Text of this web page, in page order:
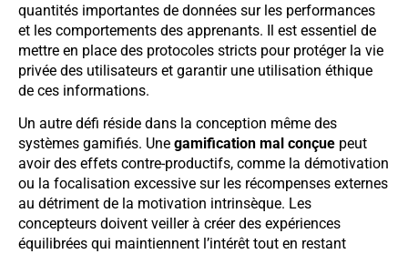
quantités importantes de données sur les performances
et les comportements des apprenants. Il est essentiel de
mettre en place des protocoles stricts pour protéger la vie
privée des utilisateurs et garantir une utilisation éthique
de ces informations.
Un autre défi réside dans la conception même des
systèmes gamifiés. Une gamification mal conçue peut
avoir des effets contre-productifs, comme la démotivation
ou la focalisation excessive sur les récompenses externes
au détriment de la motivation intrinsèque. Les
concepteurs doivent veiller à créer des expériences
équilibrées qui maintiennent l’intérêt tout en restant